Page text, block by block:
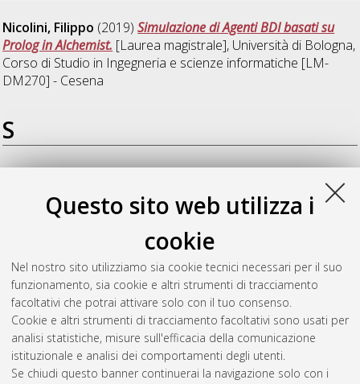
Questo sito web utilizza i
cookie
Nel nostro sito utilizziamo sia cookie tecnici necessari per il suo
funzionamento, sia cookie e altri strumenti di tracciamento
facoltativi che potrai attivare solo con il tuo consenso.
Cookie e altri strumenti di tracciamento facoltativi sono usati per
analisi statistiche, misure sull'efficacia della comunicazione
istituzionale e analisi dei comportamenti degli utenti.
Se chiudi questo banner continuerai la navigazione solo con i
Nicolini, Filippo (2019)Simulazione di Agenti BDI basati su
Prolog in Alchemist. [Laurea magistrale], Università di Bologna,
Corso di Studio in Ingegneria e scienze informatiche [LM-
DM270] - Cesena
S
realizzazione di un’applicazione decentralizzata per l’affitto di
case vacanza.[Laurea], Università di Bologna, Corso di Studio
Framework for Symbolic AI.[Laurea magistrale], Università di
Bologna, Corso di Studio in Ingegneria e scienze informatiche
[LM-DM270] - Cesena
Questa lista e' stata generata ilSat Aug 8 12:05:23 2026
CEST